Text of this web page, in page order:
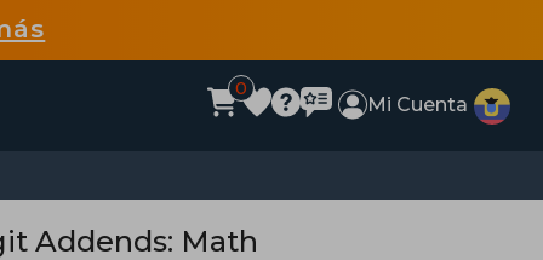
0
Mi Cuenta
Addends: Math